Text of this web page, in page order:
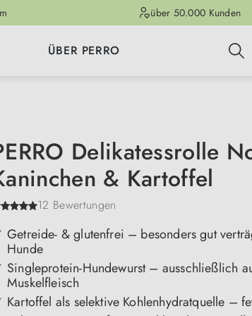
über 50.000 Kunden
ÜBER PERRO
Delikatessrolle
& Kartoffel
12 Bewertungen
Getreide- & glutenfrei – besonders gut
Hunde
Singleprotein-Hundewurst – ausschließlich
Muskelfleisch
Kartoffel als selektive Kohlenhydratquelle –